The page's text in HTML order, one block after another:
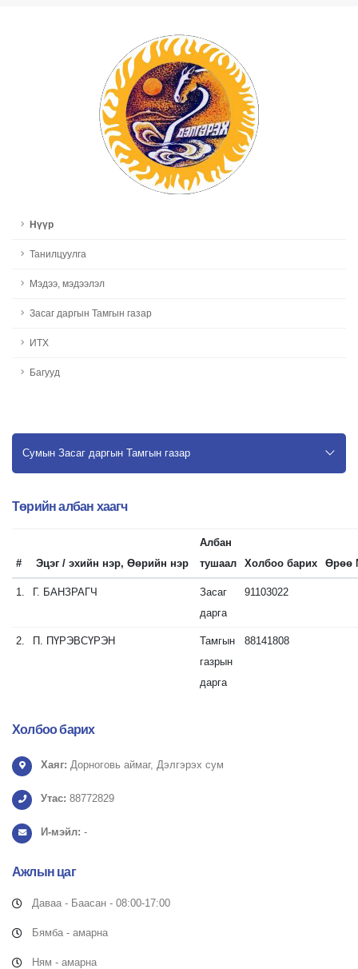
Нүүр
Танилцуулга
Мэдээ, мэдээлэл
Засаг даргын Тамгын газар
ИТХ
Багууд
Сумын Засаг даргын Тамгын газар
Төрийн албан хаагч
# Эцэг / эхийн нэр, Өөрийн нэр
Албан
тушаал
Холбоо барих Өрөө
1. Г. БАНЗРАГЧ
Засаг
дарга
91103022
2. П. ПҮРЭВСҮРЭН
Тамгын
газрын
дарга
88141808
Холбоо барих
Хаяг: Дорноговь аймаг, Дэлгэрэх сум
Утас: 88772829
И-мэйл: -
Ажлын цаг
Даваа - Баасан - 08:00-17:00
Бямба - амарна
Ням - амарна